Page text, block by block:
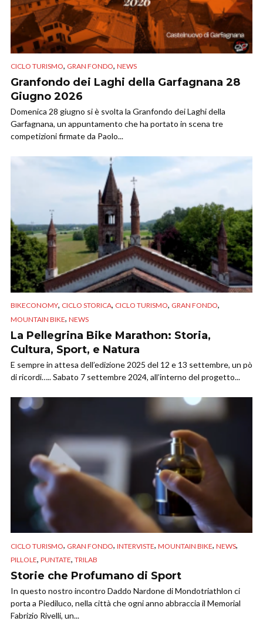
CICLO TURISMO, GRAN FONDO, NEWS
Granfondo dei Laghi della Garfagnana 28
Giugno 2026
Domenica 28 giugno si è svolta la Granfondo dei Laghi della
Garfagnana, un appuntamento che ha portato in scena tre
competizioni firmate da Paolo...
BIKECONOMY, CICLO STORICA, CICLO TURISMO, GRAN FONDO,
MOUNTAIN BIKE, NEWS
La Pellegrina Bike Marathon: Storia,
Cultura, Sport, e Natura
E sempre in attesa dell’edizione 2025 del 12 e 13 settembre, un pò
di ricordi….. Sabato 7 settembre 2024, all’interno del progetto...
CICLO TURISMO, GRAN FONDO, INTERVISTE, MOUNTAIN BIKE, NEWS,
PILLOLE, PUNTATE, TRILAB
Storie che Profumano di Sport
In questo nostro incontro Daddo Nardone di Mondotriathlon ci
porta a Piediluco, nella città che ogni anno abbraccia il Memorial
Fabrizio Rivelli, un...